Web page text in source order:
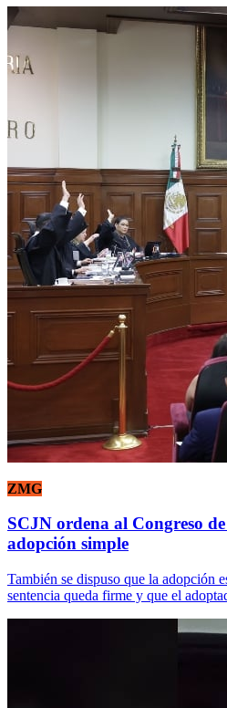
ZMG
SCJN ordena al Congreso
adopción simple
También se dispuso que la adopción
sentencia queda firme y que el